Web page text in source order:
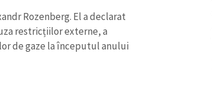
Rozenberg. El a declarat
restricțiilor externe, a
de gaze la începutul anului